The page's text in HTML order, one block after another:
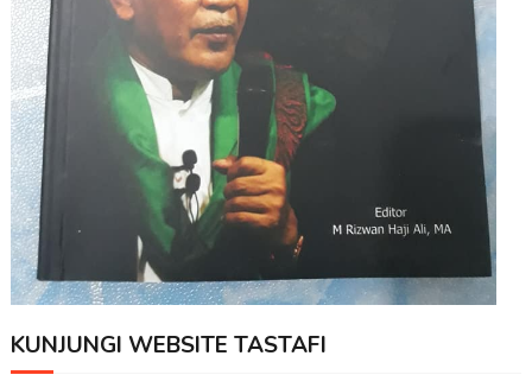
KUNJUNGI WEBSITE TASTAFI